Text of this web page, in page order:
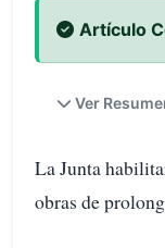
Artículo
Ver
La Junta
obras de